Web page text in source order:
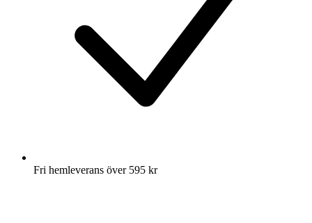
Fri hemleverans över 595 kr